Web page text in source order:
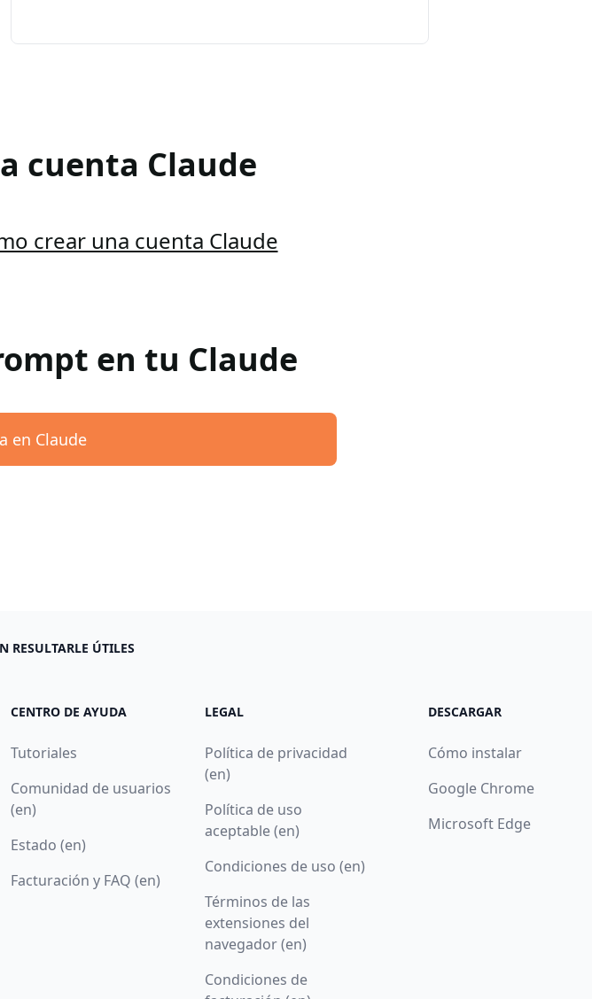
cuenta Claude
crear una cuenta Claude
en tu Claude
en Claude
RESULTARLE ÚTILES
CENTRO DE AYUDA
Tutoriales
Comunidad de usuarios
(en)
Estado (en)
Facturación y FAQ (en)
LEGAL
Política de privacidad
(en)
Política de uso
aceptable (en)
Condiciones de uso (en)
Términos de las
extensiones del
navegador (en)
Condiciones de
DESCARGAR
Cómo instalar
Google Chrome
Microsoft Edge